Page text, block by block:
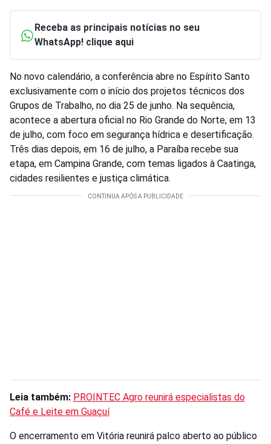
Receba as principais notícias no seu
WhatsApp! clique aqui
No novo calendário, a conferência abre no Espírito Santo
exclusivamente com o início dos projetos técnicos dos
Grupos de Trabalho, no dia 25 de junho. Na sequência,
acontece a abertura oficial no Rio Grande do Norte, em 13
de julho, com foco em segurança hídrica e desertificação.
Três dias depois, em 16 de julho, a Paraíba recebe sua
etapa, em Campina Grande, com temas ligados à Caatinga,
cidades resilientes e justiça climática.
Leia também: PROINTEC Agro reunirá especialistas do
Café e Leite em Guaçuí
O encerramento em Vitória reunirá palco aberto ao público